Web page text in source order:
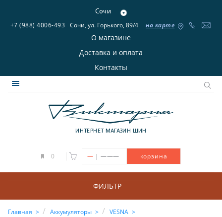
Сочи
+7 (988) 4006-493 Сочи, ул. Горького, 89/4 на карте
О магазине
Доставка и оплата
Контакты
ИНТЕРНЕТ МАГАЗИН ШИН
0 — | ——— корзина
ФИЛЬТР
Главная Аккумуляторы
VESNA